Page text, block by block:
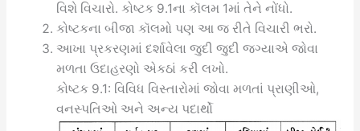
વિશે વિચારો. કોષ્ટક 9.1ના કૉલમ 1માં તેને નોંધો.
કોષ્ટકના બીજા કૉલમો પણ આ જ રીતે વિચારી ભરો.
આખા પ્રકરણમાં દર્શાવેલા જુદી જુદી જગ્યાએ જોવા
મળતા ઉદાહરણો એકઠાં કરી લખો.
કોષ્ટક 9.1: વિવિધ વિસ્તારોમાં જોવા મળતાં પ્રાણીઓ,
વનસ્પતિઓ અને અન્ય પદાર્થો